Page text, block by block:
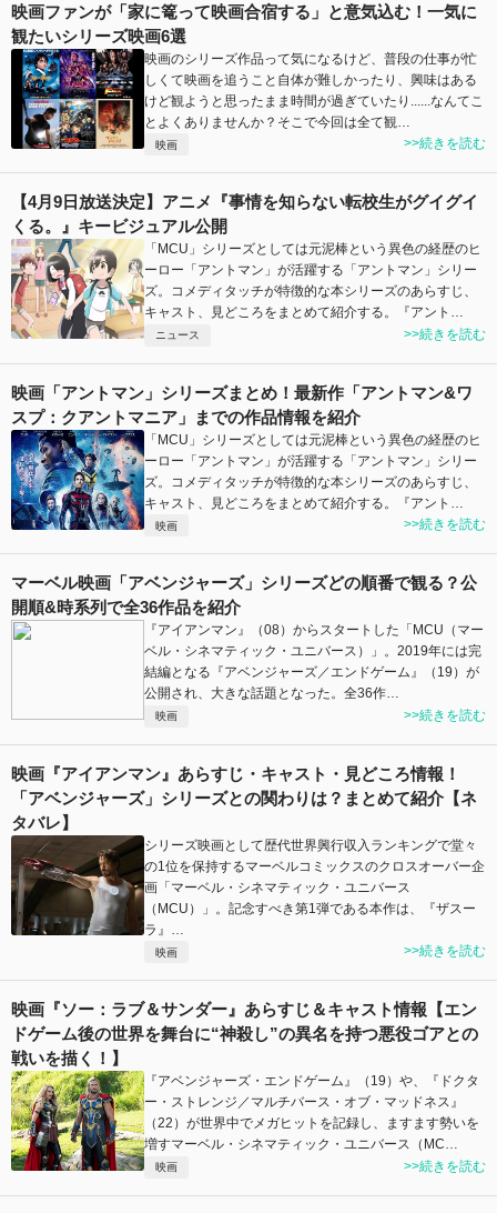
映画ファンが「家に篭って映画合宿する」と意気込む！一気に
観たいシリーズ映画6選
映画のシリーズ作品って気になるけど、普段の仕事が忙
しくて映画を追うこと自体が難しかったり、興味はある
けど観ようと思ったまま時間が過ぎていたり......なんてこ
とよくありませんか？そこで今回は全て観…
映画 >>続きを読む
【4月9日放送決定】アニメ『事情を知らない転校生がグイグイ
くる。』キービジュアル公開
「MCU」シリーズとしては元泥棒という異色の経歴のヒ
ーロー「アントマン」が活躍する「アントマン」シリー
ズ。コメディタッチが特徴的な本シリーズのあらすじ、
キャスト、見どころをまとめて紹介する。『アント…
ニュース >>続きを読む
映画「アントマン」シリーズまとめ！最新作「アントマン&ワ
スプ：クアントマニア」までの作品情報を紹介
「MCU」シリーズとしては元泥棒という異色の経歴のヒ
ーロー「アントマン」が活躍する「アントマン」シリー
ズ。コメディタッチが特徴的な本シリーズのあらすじ、
キャスト、見どころをまとめて紹介する。『アント…
映画 >>続きを読む
マーベル映画「アベンジャーズ」シリーズどの順番で観る？公
開順&時系列で全36作品を紹介
『アイアンマン』（08）からスタートした「MCU（マー
ベル・シネマティック・ユニバース）」。2019年には完
結編となる『アベンジャーズ／エンドゲーム』（19）が
公開され、大きな話題となった。全36作…
映画 >>続きを読む
映画『アイアンマン』あらすじ・キャスト・見どころ情報！
「アベンジャーズ」シリーズとの関わりは？まとめて紹介【ネ
タバレ】
シリーズ映画として歴代世界興行収入ランキングで堂々
の1位を保持するマーベルコミックスのクロスオーバー企
画「マーベル・シネマティック・ユニバース
（MCU）」。記念すべき第1弾である本作は、『ザスー
ラ』…
映画 >>続きを読む
映画『ソー：ラブ＆サンダー』あらすじ＆キャスト情報【エン
ドゲーム後の世界を舞台に“神殺し”の異名を持つ悪役ゴアとの
戦いを描く！】
『アベンジャーズ・エンドゲーム』（19）や、『ドクタ
ー・ストレンジ／マルチバース・オブ・マッドネス』
（22）が世界中でメガヒットを記録し、ますます勢いを
増すマーベル・シネマティック・ユニバース（MC…
映画 >>続きを読む